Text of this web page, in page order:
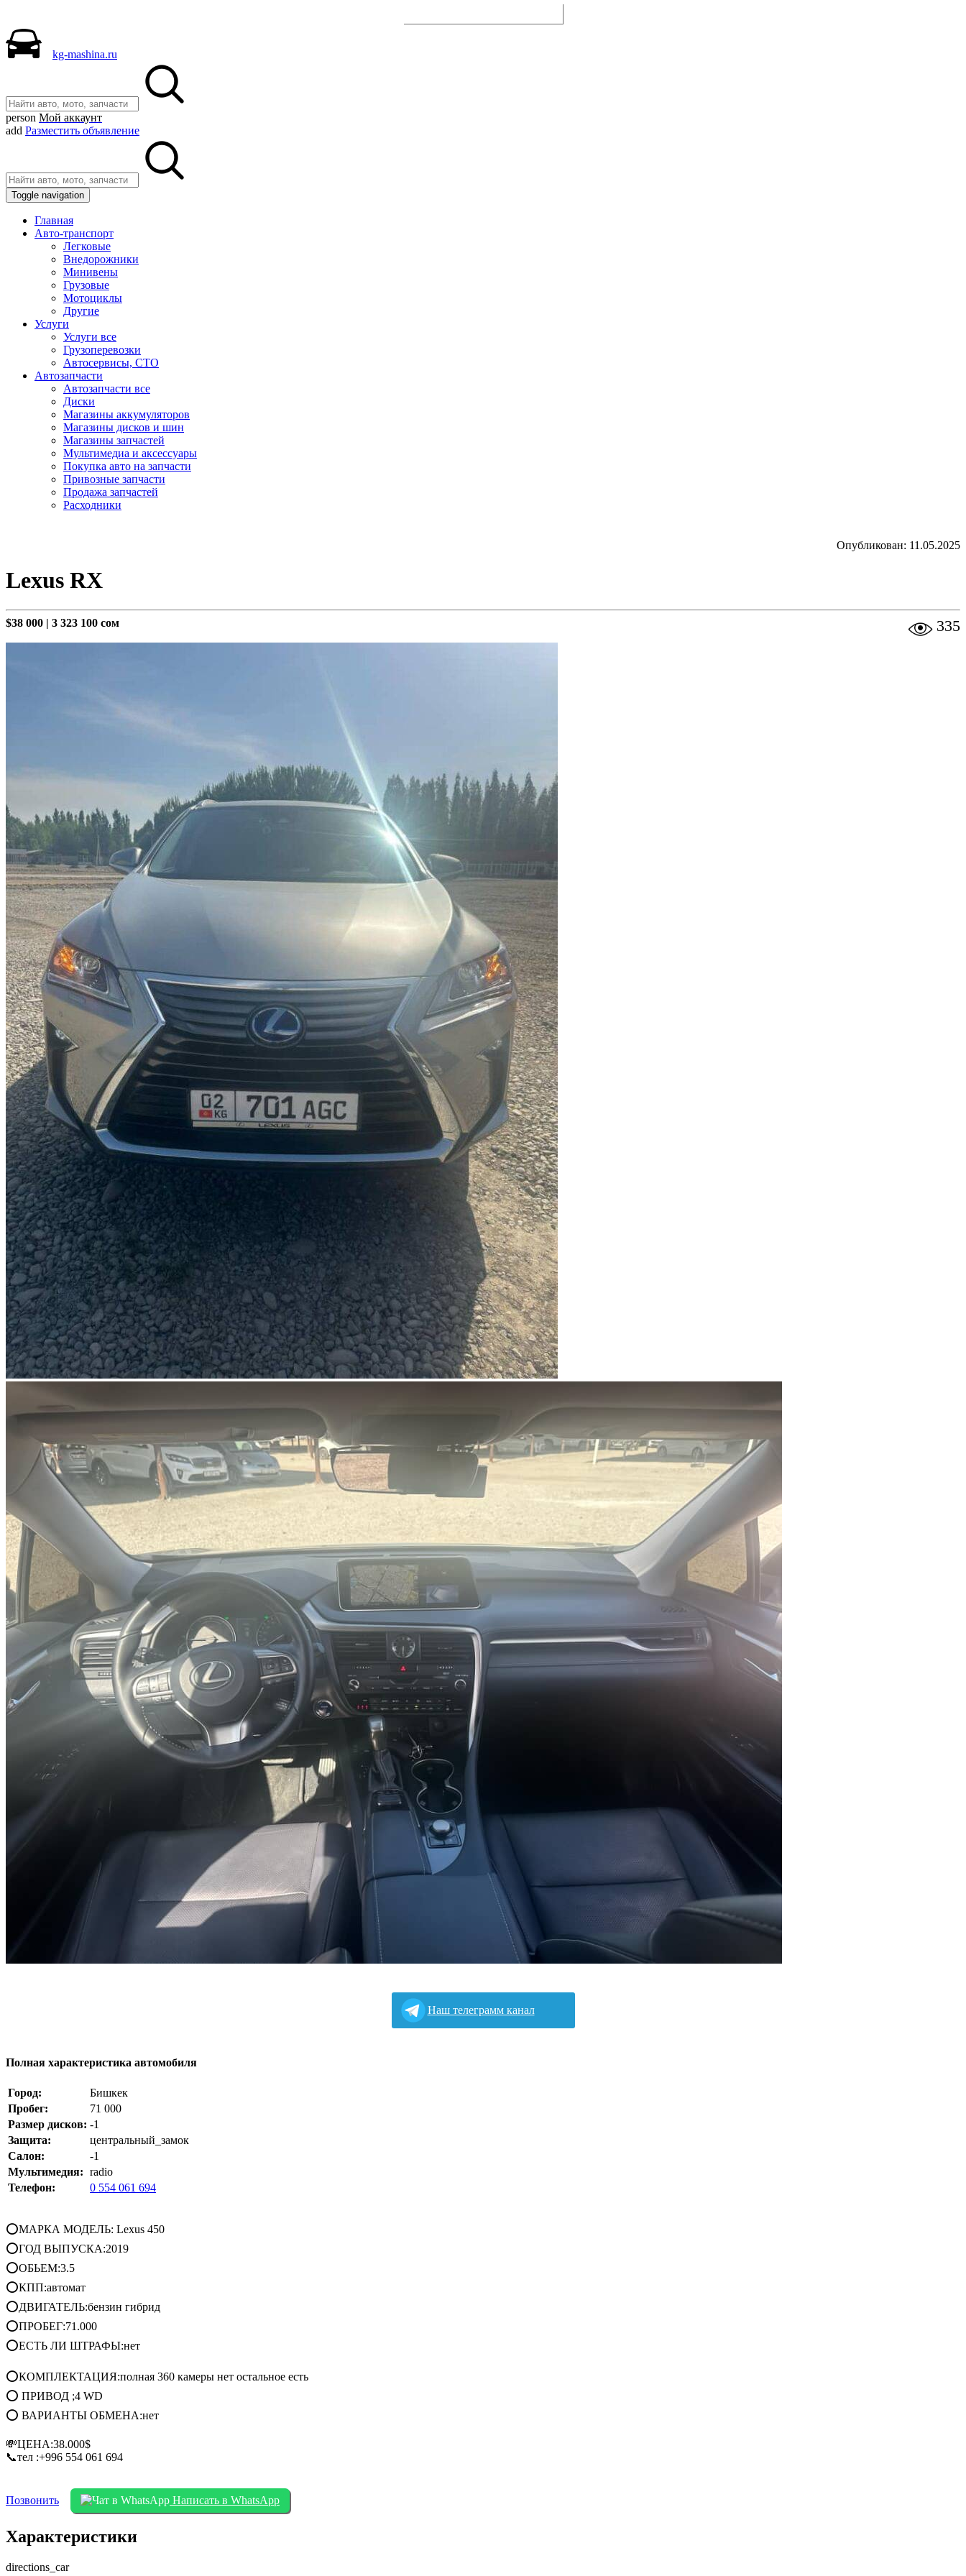
kg-mashina.ru
person Мой аккаунт
add Разместить объявление
Toggle navigation
Главная
Авто-транспорт
Легковые
Внедорожники
Минивены
Грузовые
Мотоциклы
Другие
Услуги
Услуги все
Грузоперевозки
Автосервисы, СТО
Автозапчасти
Автозапчасти все
Диски
Магазины аккумуляторов
Магазины дисков и шин
Магазины запчастей
Мультимедиа и аксессуары
Покупка авто на запчасти
Привозные запчасти
Продажа запчастей
Расходники
Опубликован: 11.05.2025
Lexus RX
$38 000 | 3 323 100 сом 335
Наш телеграмм канал
Полная характеристика автомобиля
Город:
Бишкек
Пробег:
71 000
Размер дисков: -1
Защита:
центральный_замок
Салон:
-1
Мультимедия: radio
Телефон:
0 554 061 694
⭕МАРКА МОДЕЛЬ: Lexus 450
⭕ГОД ВЫПУСКА:2019
⭕ОБЬЕМ:3.5
⭕КПП:автомат
⭕ДВИГАТЕЛЬ:бензин гибрид
⭕ПРОБЕГ:71.000
⭕ЕСТЬ ЛИ ШТРАФЫ:нет
⭕КОМПЛЕКТАЦИЯ:полная 360 камеры нет остальное есть
⭕ ПРИВОД ;4 WD
⭕ ВАРИАНТЫ ОБМЕНА:нет
💸ЦЕНА:38.000$
📞тел :‪+996 554 061 694
Позвонить Написать в WhatsApp
Характеристики
directions_car